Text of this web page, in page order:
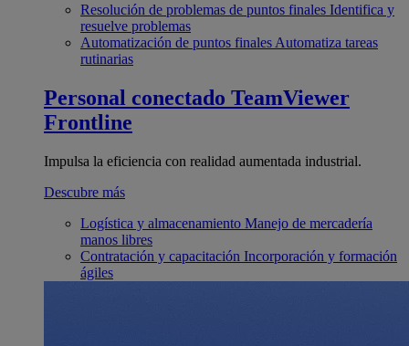
Resolución de problemas de puntos finales Identifica y
resuelve problemas
Automatización de puntos finales Automatiza tareas
rutinarias
Personal conectado TeamViewer
Frontline
Impulsa la eficiencia con realidad aumentada industrial.
Descubre más
Logística y almacenamiento Manejo de mercadería
manos libres
Contratación y capacitación Incorporación y formación
ágiles